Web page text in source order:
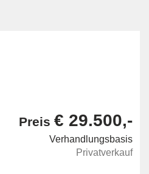
Preis € 29.500,-
Verhandlungsbasis
Privatverkauf